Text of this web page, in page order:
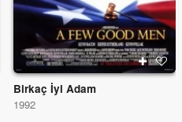
Birkaç İyi Adam
1992